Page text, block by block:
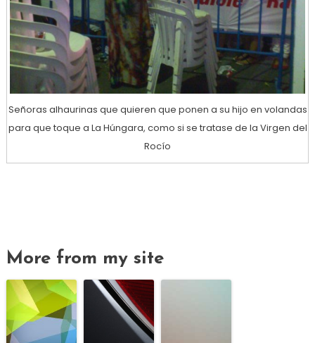
Señoras alhaurinas que quieren que ponen a su hijo en volandas
para que toque a La Húngara, como si se tratase de la Virgen del
Rocío
More from my site